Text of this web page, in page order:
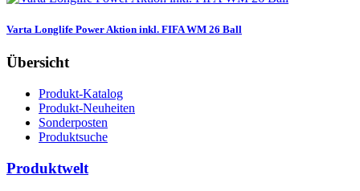
Varta Longlife Power Aktion inkl. FIFA WM 26 Ball
Übersicht
Produkt-Katalog
Produkt-Neuheiten
Sonderposten
Produktsuche
Produktwelt